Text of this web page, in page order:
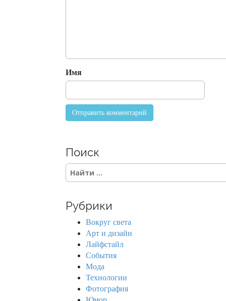
n
Имя
Поиск
S
e
c
Рубрики
Вокруг света
Арт и дизайн
Лайфстайл
События
Мода
Технологии
Фотография